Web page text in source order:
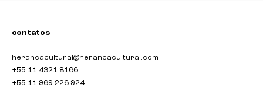
contatos
herancacultural@herancacultural.com
+55 11 4321 8166
+55 11 969 226 924